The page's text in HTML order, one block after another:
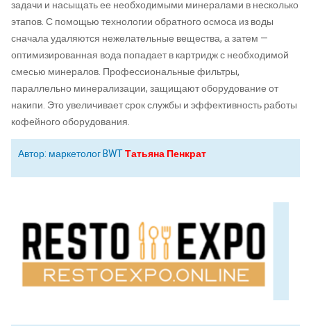
задачи и насыщать ее необходимыми минералами в несколько
этапов. С помощью технологии обратного осмоса из воды
сначала удаляются нежелательные вещества, а затем —
оптимизированная вода попадает в картридж с необходимой
смесью минералов. Профессиональные фильтры,
параллельно минерализации, защищают оборудование от
накипи. Это увеличивает срок службы и эффективность работы
кофейного оборудования.
Автор: маркетолог BWTТатьяна Пенкрат